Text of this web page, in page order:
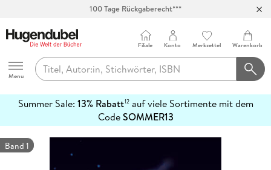
Hugendubel
Menu
Filiale Konto Merkzettel Warenkorb
Summer Sale: 13% Rabatt12auf viele Sortimente mit dem
CodeSOMMER13
erfahren
Band 1